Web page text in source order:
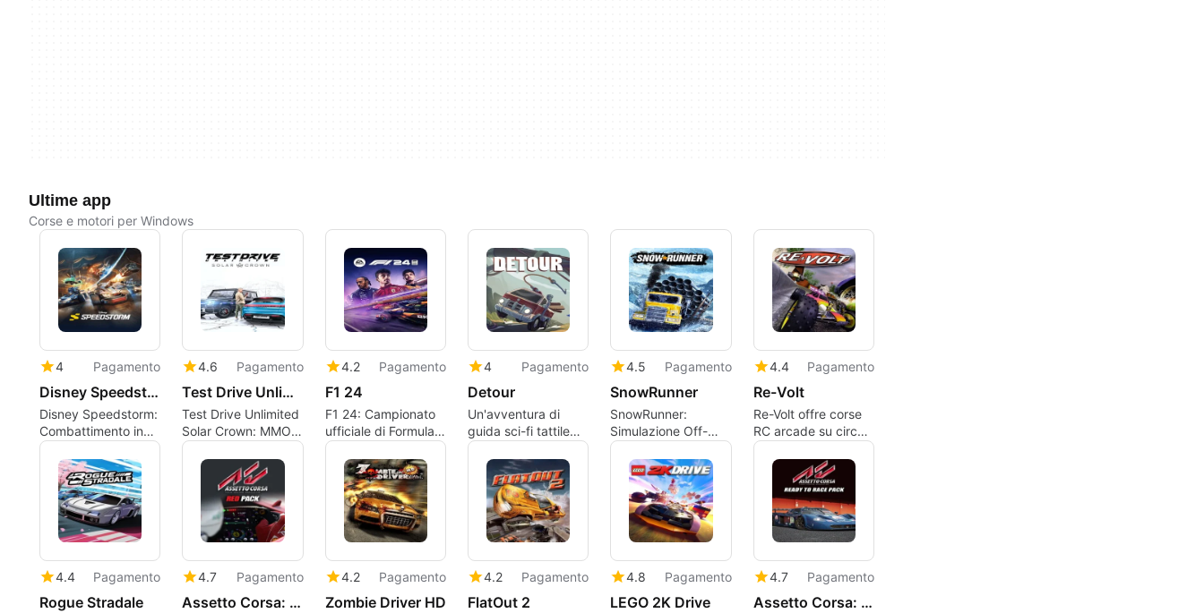
Ultime app
Corse e motori per Windows
4 Pagamento
Disney Speedstorm
Disney Speedstorm:
Combattimento in
corsa basato su eroi
attraverso tracce
cinematografiche
iconiche
4.6 Pagamento
Test Drive Unlimited Solar Crown
Test Drive Unlimited
Solar Crown: MMO
di corse open-world
a Hong Kong
4.2 Pagamento
F1 24
F1 24: Campionato
ufficiale di Formula
Uno 2024 su PC
4 Pagamento
Detour
Un'avventura di
guida sci-fi tattile
attraverso strade
secondarie in rovina
4.5 Pagamento
SnowRunner
SnowRunner:
Simulazione Off-
Road a Ritmo Lento
per Autisti Tattici
4.4 Pagamento
Re-Volt
Re-Volt offre corse
RC arcade su circuiti
reali
sovradimensionati
4.4 Pagamento
Rogue Stradale
4.7 Pagamento
Assetto Corsa: Red Pack
4.2 Pagamento
Zombie Driver HD
4.2 Pagamento
FlatOut 2
4.8 Pagamento
LEGO 2K Drive
4.7 Pagamento
Assetto Corsa: Ready to Race Pack